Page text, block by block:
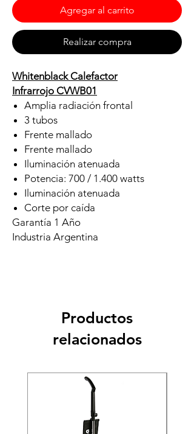
Agregar al carrito
Realizar compra
Whitenblack Calefactor
Infrarrojo CVWB01
Amplia radiación frontal
3 tubos
Frente mallado
Frente mallado
Iluminación atenuada
Potencia: 700 / 1.400 watts
Iluminación atenuada
Corte por caída
Garantía 1 Año
Industria Argentina
Productos
relacionados